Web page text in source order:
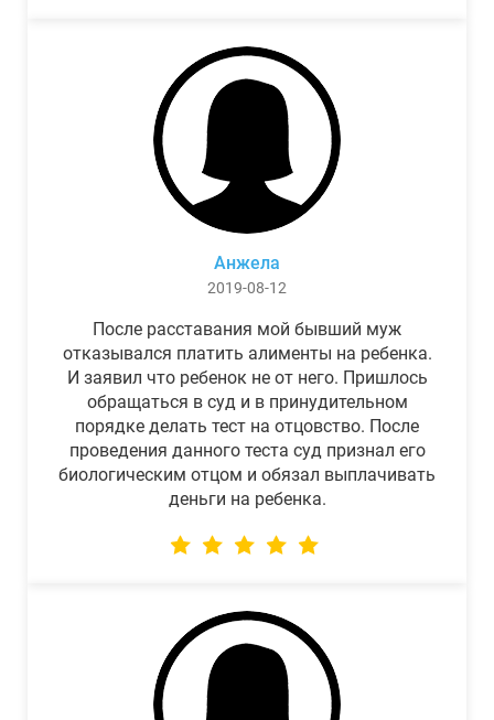
Анжела
2019-08-12
После расставания мой бывший муж
отказывался платить алименты на ребенка.
И заявил что ребенок не от него. Пришлось
обращаться в суд и в принудительном
порядке делать тест на отцовство. После
проведения данного теста суд признал его
биологическим отцом и обязал выплачивать
деньги на ребенка.